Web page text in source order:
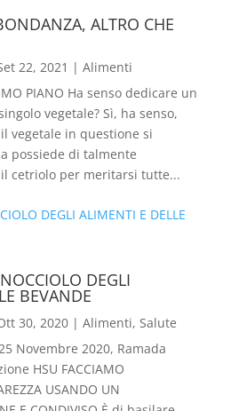
ALTRO CHE
22, 2021 | Alimenti
PIANO Ha senso dedicare un
vegetale? Sì, ha senso,
vegetale in questione si
possiede di talmente
cetriolo per meritarsi tutte...
DEGLI
BEVANDE
30, 2020| Alimenti, Salute
Novembre 2020, Ramada
HSU FACCIAMO
USANDO UN